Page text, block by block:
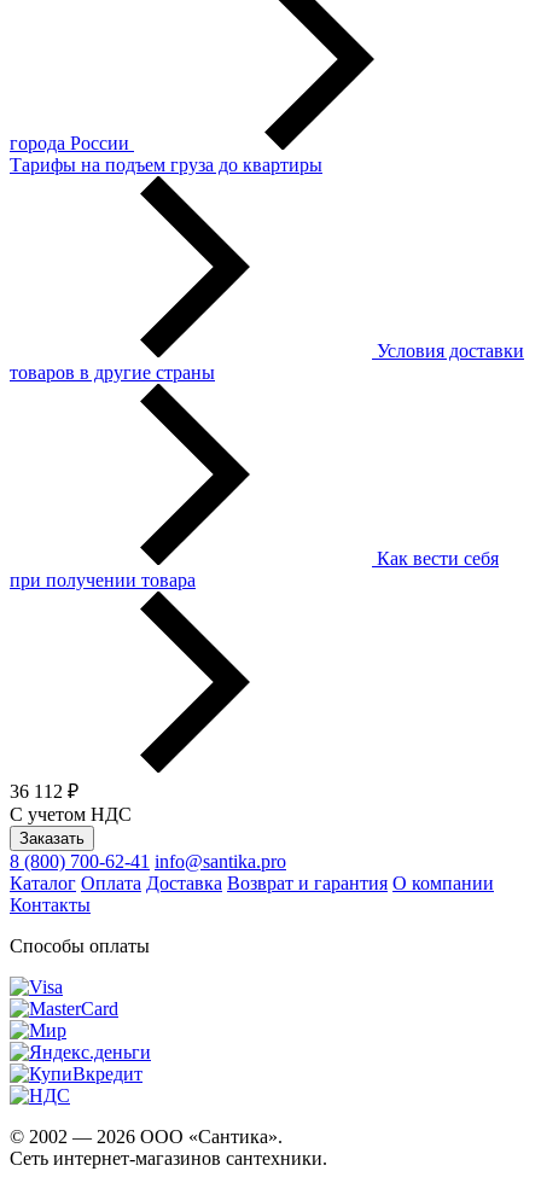
города России
Тарифы на подъем груза до квартиры
Условия доставки
товаров в другие страны
Как вести себя
при получении товара
36 112 ₽
С учетом НДС
Заказать
8 (800) 700-62-41 info@santika.pro
Каталог Оплата Доставка Возврат и гарантия О компании
Контакты
Способы оплаты
© 2002 — 2026 ООО «Сантика».
Сеть интернет-магазинов сантехники.